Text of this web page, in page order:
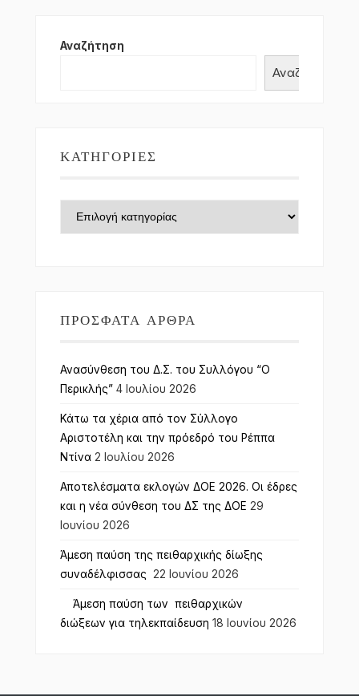
Αναζήτηση
Αναζήτηση
ΚΑΤΗΓΟΡΊΕΣ
Κατηγορίες
ΠΡΌΣΦΑΤΑ ΆΡΘΡΑ
Ανασύνθεση του Δ.Σ. του Συλλόγου “Ο
Περικλής” 4 Ιουλίου 2026
Κάτω τα χέρια από τον Σύλλογο
Αριστοτέλη και την πρόεδρό του Ρέππα
Ντίνα 2 Ιουλίου 2026
Αποτελέσματα εκλογών ΔΟΕ 2026. Οι έδρες
και η νέα σύνθεση του ΔΣ της ΔΟΕ 29
Ιουνίου 2026
Άμεση παύση της πειθαρχικής δίωξης
συναδέλφισσας
22 Ιουνίου 2026
Άμεση παύση των πειθαρχικών
διώξεων για τηλεκπαίδευση 18 Ιουνίου 2026